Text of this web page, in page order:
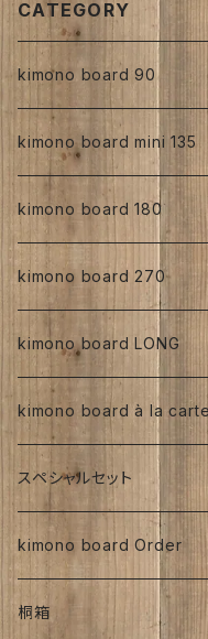
CATEGORY
kimono board 90
正絹
縮緬
kimono board mini 135
正絹
手書き
型染め
その他、紅型、ろうけつ等
大正着物 ビンテージ品
京都三年坂
ち江すさん
人絹
手書き
型染め
その他、紅型、ろうけつ
その他
銘仙
kimono board 180
正絹
手書き
型染め
その他、紅型、ろうけつ等
人絹
手書き
型染め
その他、紅型、ろうけつ等
その他
交織
大正浪漫
ビンテージ古布
kimono board 270
正絹
ろうけつ染め
ち江すさん
工房チリントゥさん
紅型染め
人絹
その他
交織
大正浪漫
kimono board LONG
正絹
書入り
伊藤瑞賢氏
ち江すさん
人絹
その他
ち江すさん
kimono board à la carte
正絹
明治着物
大正着物
人絹
金彩加工
その他
スペシャルセット
太山寺SET ／ 珈琲と焼き
お茶と和菓子セット
kimono board Order
正絹
桐箱